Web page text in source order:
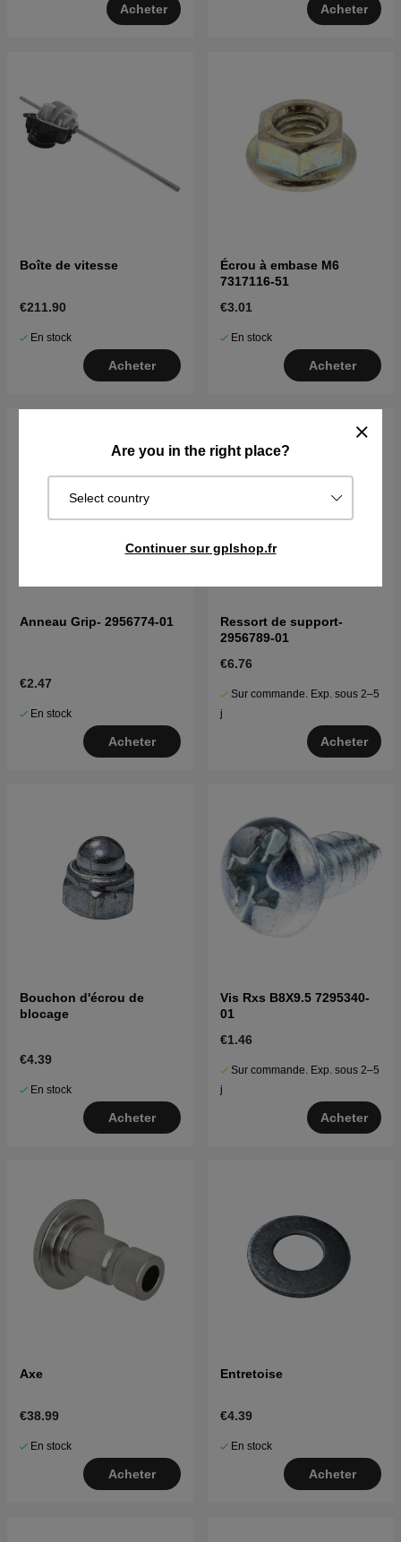
Are you in the right place?
Select country
Continuer sur gplshop.fr
Acheter Acheter
Boîte de vitesse
€211.90
En stock
Acheter
Écrou à embase M6
7317116-51
€3.01
En stock
Acheter
Anneau Grip- 2956774-01
€2.47
En stock
Acheter
Ressort de support-
2956789-01
€6.76
Sur commande. Exp. sous 2–5
j
Acheter
Bouchon d'écrou de
blocage
€4.39
En stock
Acheter
Vis Rxs B8X9.5 7295340-
01
€1.46
Sur commande. Exp. sous 2–5
j
Acheter
Axe
€38.99
En stock
Acheter
Entretoise
€4.39
En stock
Acheter